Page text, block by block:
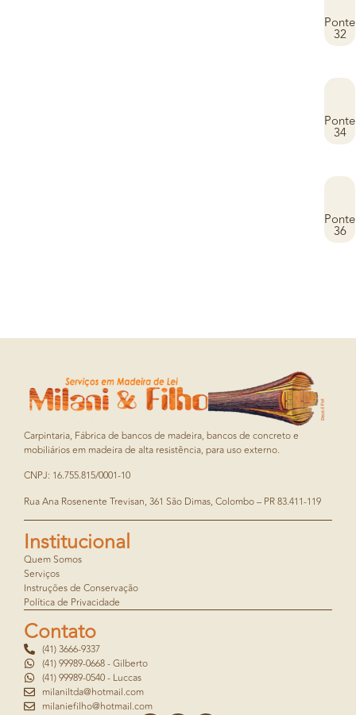
Ponte
32
Ponte
34
Ponte
36
Carpintaria, Fábrica de bancos de madeira, bancos de concreto e
mobiliários em madeira de alta resistência, para uso externo.
CNPJ: 16.755.815/0001-10
Rua Ana Rosenente Trevisan, 361 São Dimas, Colombo – PR 83.411-119
Institucional
Quem Somos
Serviços
Instruções de Conservação
Política de Privacidade
Contato
(41) 3666-9337
(41) 99989-0668 - Gilberto
(41) 99989-0540 - Luccas
milaniltda@hotmail.com
milaniefilho@hotmail.com